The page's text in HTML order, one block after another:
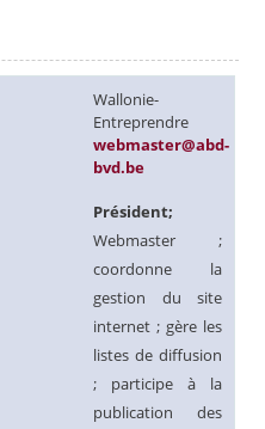
Wallonie-
Entreprendre
webmaster@abd-
bvd.be
Président;
Webmaster ;
coordonne la
gestion du site
internet ; gère les
listes de diffusion
; participe à la
publication des